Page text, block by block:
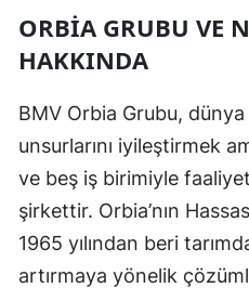
ORBIA GRUBU VE
HAKKINDA
BMV Orbia Grubu,
unsurlarını iyileştirmek
ve beş iş birimiyle
şirkettir. Orbia’nın
1965 yılından beri
artırmaya yönelik